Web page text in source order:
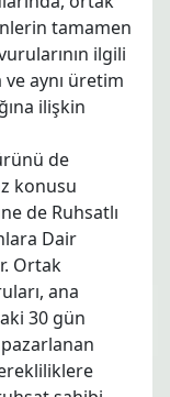
tamamen
ilgili
ve aynı üretim
ilişkin
de
konusu
de Ruhsatlı
Dair
Ortak
ana
30 gün